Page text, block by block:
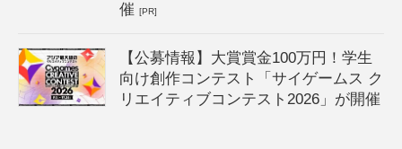
催[PR]
【公募情報】大賞賞金100万円！学生
向け創作コンテスト「サイゲームス ク
リエイティブコンテスト2026」が開催